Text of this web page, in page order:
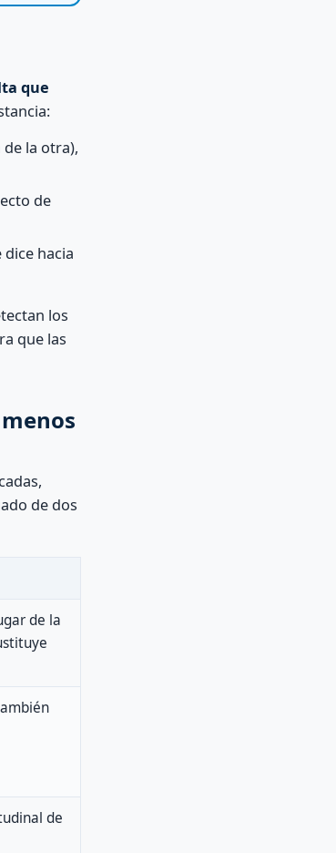
que
la otra),
de
hacia
los
que las
de dos
de la
de